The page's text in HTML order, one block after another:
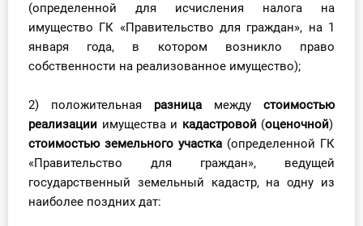
(определенной для исчисления налога на
имущество ГК «Правительство для граждан», на 1
января года, в котором возникло право
собственности на реализованное имущество);
2) положительная разница между стоимостью
реализации имущества и кадастровой(оценочной)
стоимостью земельного участка (определенной ГК
«Правительство для граждан», ведущей
государственный земельный кадастр, на одну из
наиболее поздних дат: